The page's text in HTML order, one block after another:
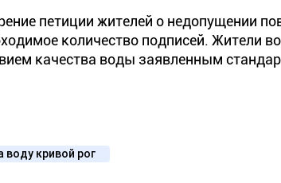
петиции жителей о недопущении
количество подписей. Жители
качества воды заявленным
воду кривой рог